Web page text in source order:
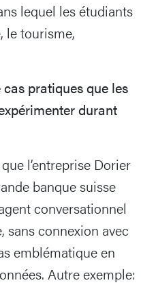
lequel les étudiants
le tourisme,
pratiques que les
durant
l’entreprise Dorier
banque suisse
conversationnel
sans connexion avec
emblématique en
Autre exemple: